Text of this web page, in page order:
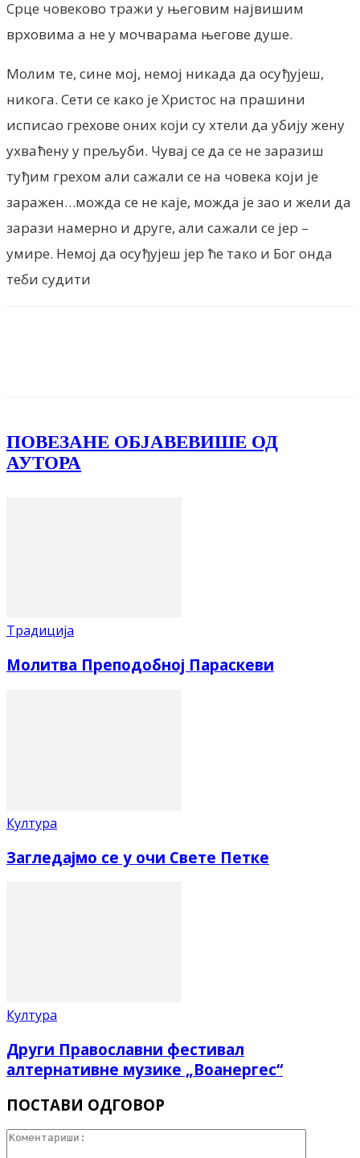
Срце човеково тражи у његовим највишим
врховима а не у мочварама његове душе.
Молим те, сине мој, немој никада да осуђујеш,
никога. Сети се како је Христос на прашини
исписао грехове оних који су хтели да убију жену
ухваћену у прељуби. Чувај се да се не заразиш
туђим грехом али сажали се на човека који је
заражен…можда се не каје, можда је зао и жели да
зарази намерно и друге, али сажали се јер –
умире. Немој да осуђујеш јер ће тако и Бог онда
теби судити
ПОВЕЗАНЕ ОБЈАВЕВИШЕ ОД
АУТОРА
Традиција
Молитва Преподобној Параскеви
Култура
Загледајмо се у очи Свете Петке
Култура
Други Православни фестивал
алтернативне музике „Воанергес“
ПОСТАВИ ОДГОВОР